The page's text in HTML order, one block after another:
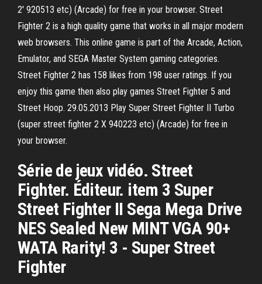
2' 920513 etc) (Arcade) for free in your browser. Street
Fighter 2 is a high quality game that works in all major modern
web browsers. This online game is part of the Arcade, Action,
Emulator, and SEGA Master System gaming categories.
Street Fighter 2 has 158 likes from 198 user ratings. If you
enjoy this game then also play games Street Fighter 5 and
Street Hoop. 29.05.2013 Play Super Street Fighter II Turbo
(super street fighter 2 X 940223 etc) (Arcade) for free in
your browser.
Série de jeux vidéo. Street
Fighter. Éditeur. item 3 Super
Street Fighter II Sega Mega Drive
NES Sealed New MINT VGA 90+
WATA Rarity! 3 - Super Street
Fighter